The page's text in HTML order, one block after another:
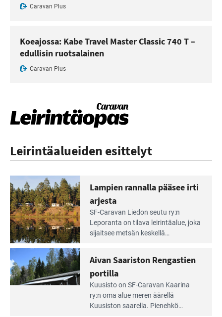
Caravan Plus
Koeajossa: Kabe Travel Master Classic 740 T –
edullisin ruotsalainen
Caravan Plus
Leirintäalueiden esittelyt
Lue
Leirintäoppaan
artikkeli:
Lampien
rannalla
pääsee
irti
arjesta
Lampien rannalla pääsee irti
arjesta
SF-Caravan Liedon seutu ry:n
Leporanta on tilava leirintäalue, joka
sijaitsee metsän kes­kellä
tarjoaa ympäris­töineen kauniit
maisemat ja loistavat virkistäytymis­
mahdollisuudet.
Lue
Aivan Saariston Rengastien
portilla
Kuusisto on SF-Caravan Kaarina
ry:n oma alue meren äärellä
Kuusiston saarella. Pie­nehkö